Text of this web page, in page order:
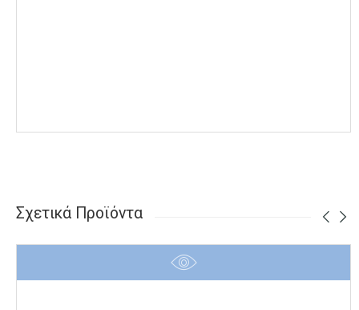
Σχετικά Προϊόντα